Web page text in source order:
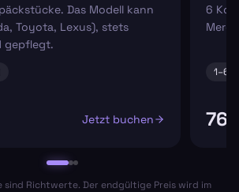
Das Modell kann
Toyota, Lexus), stets
gepflegt.
Jetzt buchen
6
1–6
76
sind Richtwerte. Der endgültige Preis wird im